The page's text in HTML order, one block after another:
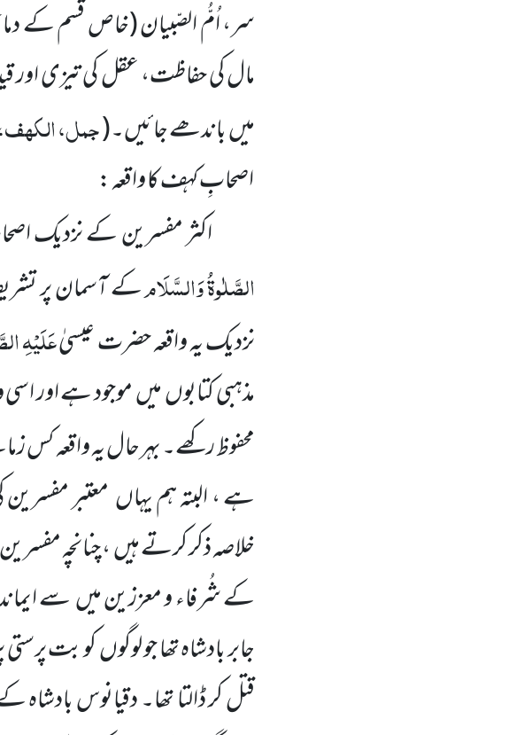
سر، اُمُّ الصّبیان(خاص قسم کے
مال کی حفاظت، عقل کی تیزی اور
میں باندھے جائیں۔(جمل،
اصحابِ کہف کا واقعہ :
اکثر مفسرین کے نزدیک
الصَّلٰوۃُ وَالسَّلَامکے آسمان پر
نزدیک یہ واقعہ حضرت عیسیٰعَلَیْہِ
مذہبی کتابوں میں موجود ہے
محفوظ رکھے۔ بہر حال یہ واقعہ کس
ہے ، البتہ ہم یہاں معتبر
خلاصہ ذکر کرتے ہیں ، چنانچہ
کے شُرفاء و معززین میں سے
جابر بادشاہ تھا جو لوگوں کو بت
قتل کر ڈالتا تھا۔ دقیانوس